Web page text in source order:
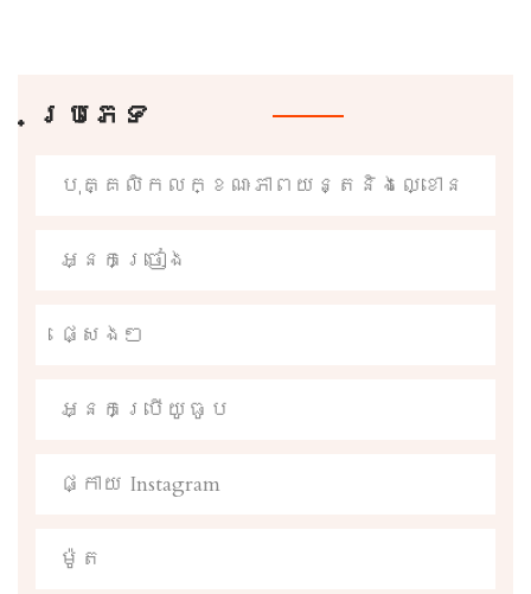
ប្រភេទ
បុគ្គលិកលក្ខណៈភាពយន្តនិងល្ខោន
អ្នកច្រៀង
ផ្សេងៗ
អ្នកប្រើយូធូប
ផ្កាយ Instagram
ម៉ូត